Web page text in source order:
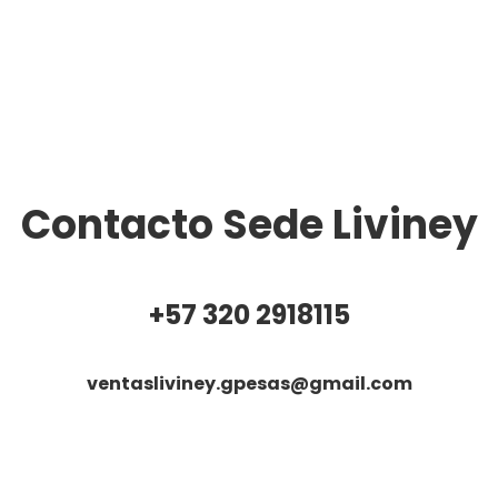
Contacto Sede Liviney
+57 320 2918115
ventasliviney.gpesas@gmail.com